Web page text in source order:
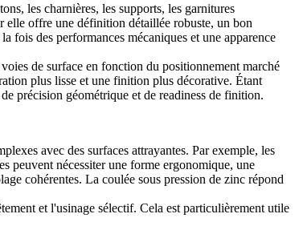
les charnières, les supports, les garnitures
elle offre une définition détaillée robuste, un bon
fois des performances mécaniques et une apparence
de surface en fonction du positionnement marché
plus lisse et une finition plus décorative. Étant
précision géométrique et de readiness de finition.
avec des surfaces attrayantes. Par exemple, les
peuvent nécessiter une forme ergonomique, une
cohérentes. La coulée sous pression de zinc répond
et l'usinage sélectif. Cela est particulièrement utile